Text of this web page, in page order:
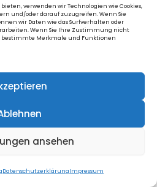
verwenden wir Technologien wie Cookies,
und/oder darauf zuzugreifen. Wenn Sie
wir Daten wie das Surfverhalten oder
Wenn Sie Ihre Zustimmung nicht
Merkmale und Funktionen
ansehen
DatenschutzerklärungImpressum
Erfahrung.
verbraucht eine kleine
Modelle sparen
eine Baugenehmigung
der Region ab.